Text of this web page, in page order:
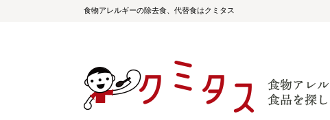
食物アレルギーの除去食、代替食はクミタス